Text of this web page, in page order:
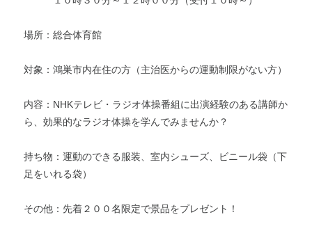
場所：総合体育館
対象：鴻巣市内在住の方（主治医からの運動制限がない方）
内容：NHKテレビ・ラジオ体操番組に出演経験のある講師か
ら、効果的なラジオ体操を学んでみませんか？
持ち物：運動のできる服装、室内シューズ、ビニール袋（下
足をいれる袋）
その他：先着２００名限定で景品をプレゼント！